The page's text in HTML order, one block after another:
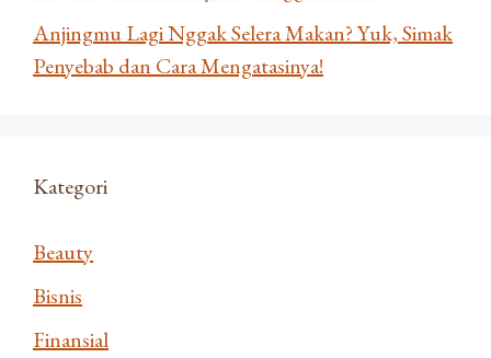
Anjingmu Lagi Nggak Selera Makan? Yuk, Simak
Penyebab dan Cara Mengatasinya!
Kategori
Beauty
Bisnis
Finansial